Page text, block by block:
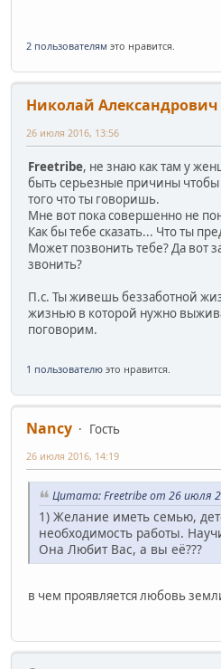
2 пользователям это нравится.
Николай Александрович
26 июля 2016, 13:56
Freetribe, не знаю как там у
быть серьезные причины чтобы
того что ты говоришь.
Мне вот пока совершенно не
Как бы тебе сказать... Что ты
Может позвонить тебе? Да вот
звонить?
П.с. Ты живешь беззаботной
жизнью в которой нужно
поговорим.
1 пользователю это нравится.
Nancy
Гость
26 июля 2016, 14:19
Цитата: Freetribe от 26 июля
1) Желание иметь семью,
необходимость работы.
Она Любит Вас, а вы её???
в чем проявляется любовь